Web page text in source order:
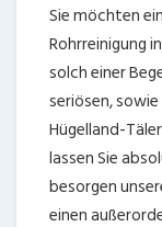
Sie möchten
Rohrreinigung
solch einer
seriösen,
Hügelland-
lassen Sie
besorgen
einen